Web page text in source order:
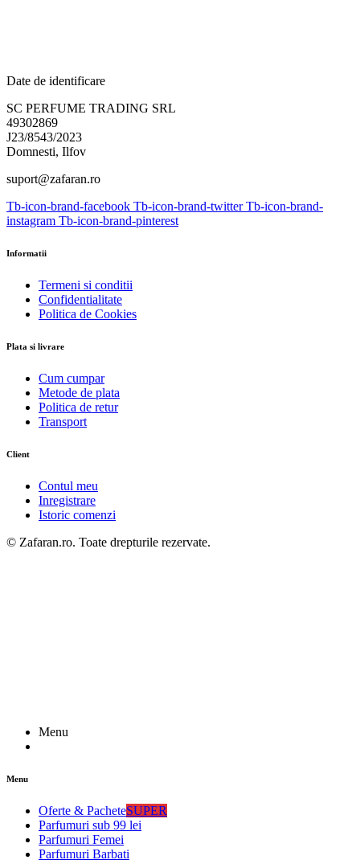
Date de identificare
SC PERFUME TRADING SRL
49302869
J23/8543/2023
Domnesti, Ilfov
suport@zafaran.ro
Tb-icon-brand-facebook Tb-icon-brand-twitter Tb-icon-brand-
instagram Tb-icon-brand-pinterest
Informatii
Termeni si conditii
Confidentialitate
Politica de Cookies
Plata si livrare
Cum cumpar
Metode de plata
Politica de retur
Transport
Client
Contul meu
Inregistrare
Istoric comenzi
© Zafaran.ro. Toate drepturile rezervate.
Menu
Menu
Oferte & PacheteSUPER
Parfumuri sub 99 lei
Parfumuri Femei
Parfumuri Barbati